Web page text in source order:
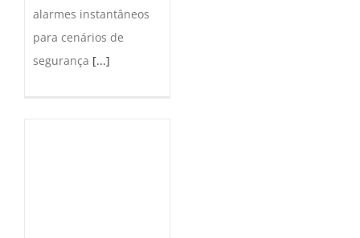
alarmes instantâneos
para cenários de
segurança [...]